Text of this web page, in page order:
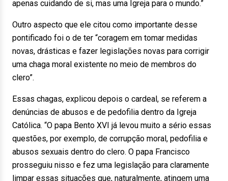
apenas cuidando de si, mas uma Igreja para o mundo.”
Outro aspecto que ele citou como importante desse
pontificado foi o de ter “coragem em tomar medidas
novas, drásticas e fazer legislações novas para corrigir
uma chaga moral existente no meio de membros do
clero”.
Essas chagas, explicou depois o cardeal, se referem a
denúncias de abusos e de pedofilia dentro da Igreja
Católica. “O papa Bento XVI já levou muito a sério essas
questões, por exemplo, de corrupção moral, pedofilia e
abusos sexuais dentro do clero. O papa Francisco
prosseguiu nisso e fez uma legislação para claramente
limpar essas situações que, naturalmente, atingem uma